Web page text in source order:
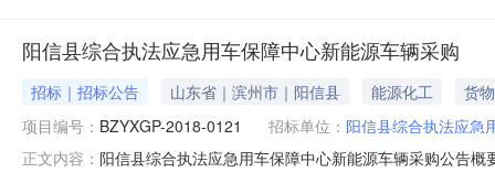
阳信县综合执法应急用车保障中心新能源车辆采购
招标｜招标公告 山东省｜滨州市｜阳信县 能源化工
货物
项目编号： BZYXGP-2018-0121 招标单位： 阳信县综合执法应急
正文内容： 阳信县综合执法应急用车保障中心新能源车辆采购公告